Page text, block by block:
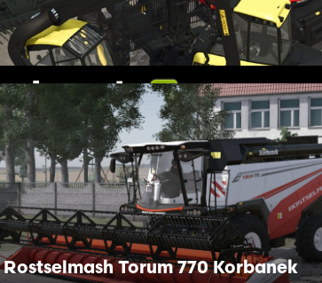
Rostselmash Torum 770 Korbanek